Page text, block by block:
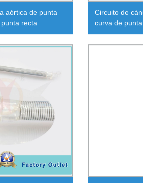
aórtica de punta
punta recta
Circuito de
curva de